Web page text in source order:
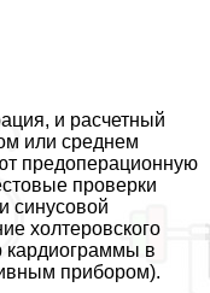
и расчетный
или среднем
предоперационную
проверки
синусовой
холтеровского
кардиограммы в
прибором).